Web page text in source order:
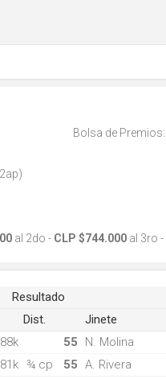
Bolsa de Premios:
al 2do - CLP $744.000 al 3ro -
Resultado
Dist. Jinete
55 N. Molina
¾ cp 55 A. Rivera